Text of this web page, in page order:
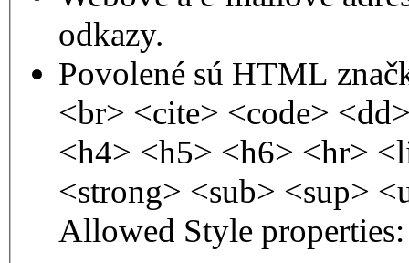
odkazy.
Povolené sú HTML
<br> <cite> <code>
<h4> <h5> <h6> <hr>
<strong> <sub> <sup>
Allowed Style